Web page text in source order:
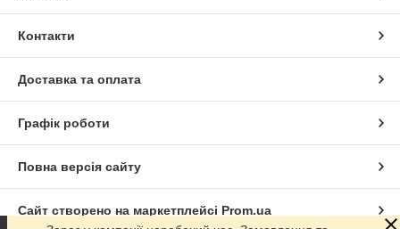
Контакти
Доставка та оплата
Графік роботи
Повна версія сайту
Сайт створено на маркетплейсі Prom.ua